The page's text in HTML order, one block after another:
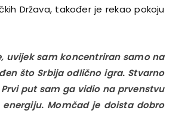
Država, također je rekao pokoju
uvijek sam koncentriran samo na
što Srbija odlično igra. Stvarno
put sam ga vidio na prvenstvu
Momčad je doista dobro